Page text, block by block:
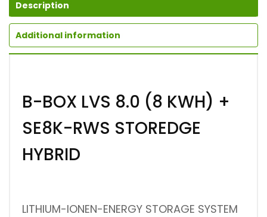
Description
Additional information
B-BOX LVS 8.0 (8 KWH) +
SE8K-RWS STOREDGE
HYBRID
LITHIUM-IONEN-ENERGY STORAGE SYSTEM